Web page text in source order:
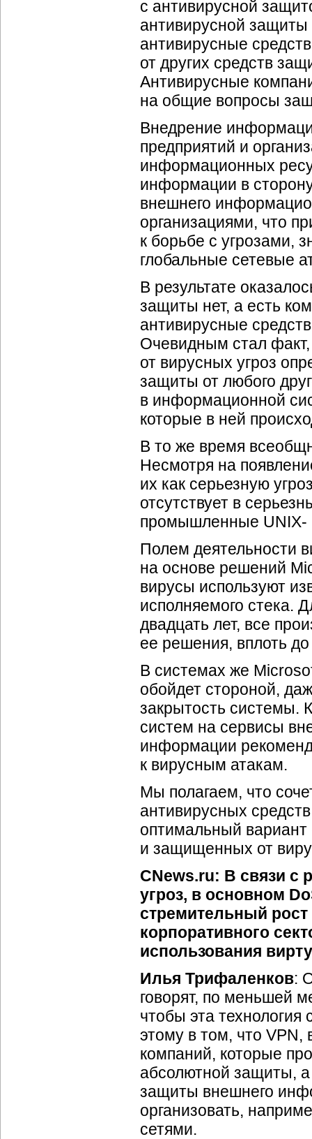
с антивирусной
антивирусной защиты
антивирусные
от других средств
Антивирусные
на общие вопросы
Внедрение
предприятий и
информационных
информации в
внешнего
организациями, что
к борьбе с угрозами,
глобальные сетевые
В результате
защиты нет, а есть
антивирусные
Очевидным стал
от вирусных угроз
защиты от любого
в информационной
которые в ней
В то же время
Несмотря на
их как серьезную
отсутствует в
промышленные
Полем деятельности
на основе решений
вирусы используют
исполняемого стека.
двадцать лет, все
ее решения, вплоть
В системах же
обойдет стороной,
закрытость системы.
систем на сервисы
информации
к вирусным атакам.
Мы полагаем, что
антивирусных
оптимальный
и защищенных от
CNews.ru: В связи с
угроз, в основном
стремительный
корпоративного
использования
Илья Трифаленков:
говорят, по меньшей
чтобы эта
этому в том, что VPN,
компаний, которые
абсолютной защиты,
защиты внешнего
организовать,
сетями.